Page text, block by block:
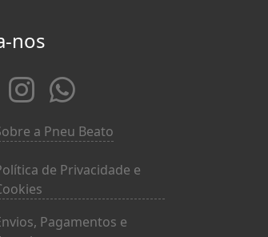
nos
a Pneu Beato
de Privacidade e
Pagamentos e